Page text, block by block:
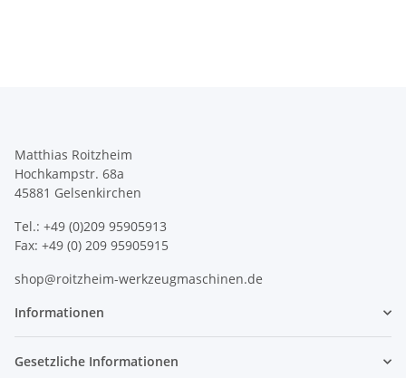
Matthias Roitzheim
Hochkampstr. 68a
45881 Gelsenkirchen
Tel.: +49 (0)209 95905913
Fax: +49 (0) 209 95905915
shop@roitzheim-werkzeugmaschinen.de
Informationen
Gesetzliche Informationen